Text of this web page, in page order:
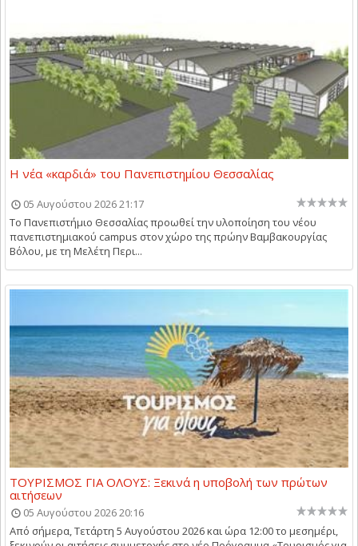
Η νέα «καρδιά» του Πανεπιστημίου Θεσσαλίας
05 Αυγούστου 2026 21:17
Το Πανεπιστήμιο Θεσσαλίας προωθεί την υλοποίηση του νέου
πανεπιστημιακού campus στον χώρο της πρώην Βαμβακουργίας
Βόλου, με τη Μελέτη Περι...
ΤΟΥΡΙΣΜΟΣ ΓΙΑ ΟΛΟΥΣ: Ξεκινά η υποβολή των πρώτων
αιτήσεων
05 Αυγούστου 2026 20:16
Από σήμερα, Τετάρτη 5 Αυγούστου 2026 και ώρα 12:00 το μεσημέρι,